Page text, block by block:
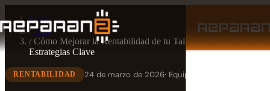
Inicio
/ Blog
/ Cómo Mejorar la Rentabilidad de tu Taller Mecánico: 8
Estrategias Clave
RENTABILIDAD 24 de marzo de 2026· Equipo Reparan2